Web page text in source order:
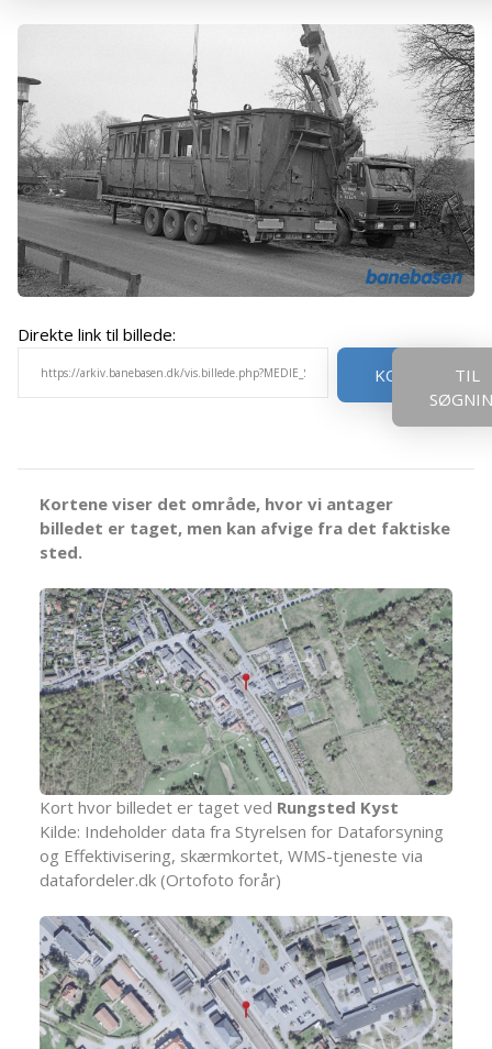
Direkte link til billede:
KOPIER
TIL
Kortene viser det område, hvor vi antager
billedet er taget, men kan afvige fra det faktiske
sted.
Kort hvor billedet er taget ved Rungsted Kyst
Kilde: Indeholder data fra Styrelsen for Dataforsyning
og Effektivisering, skærmkortet, WMS-tjeneste via
datafordeler.dk (Ortofoto forår)